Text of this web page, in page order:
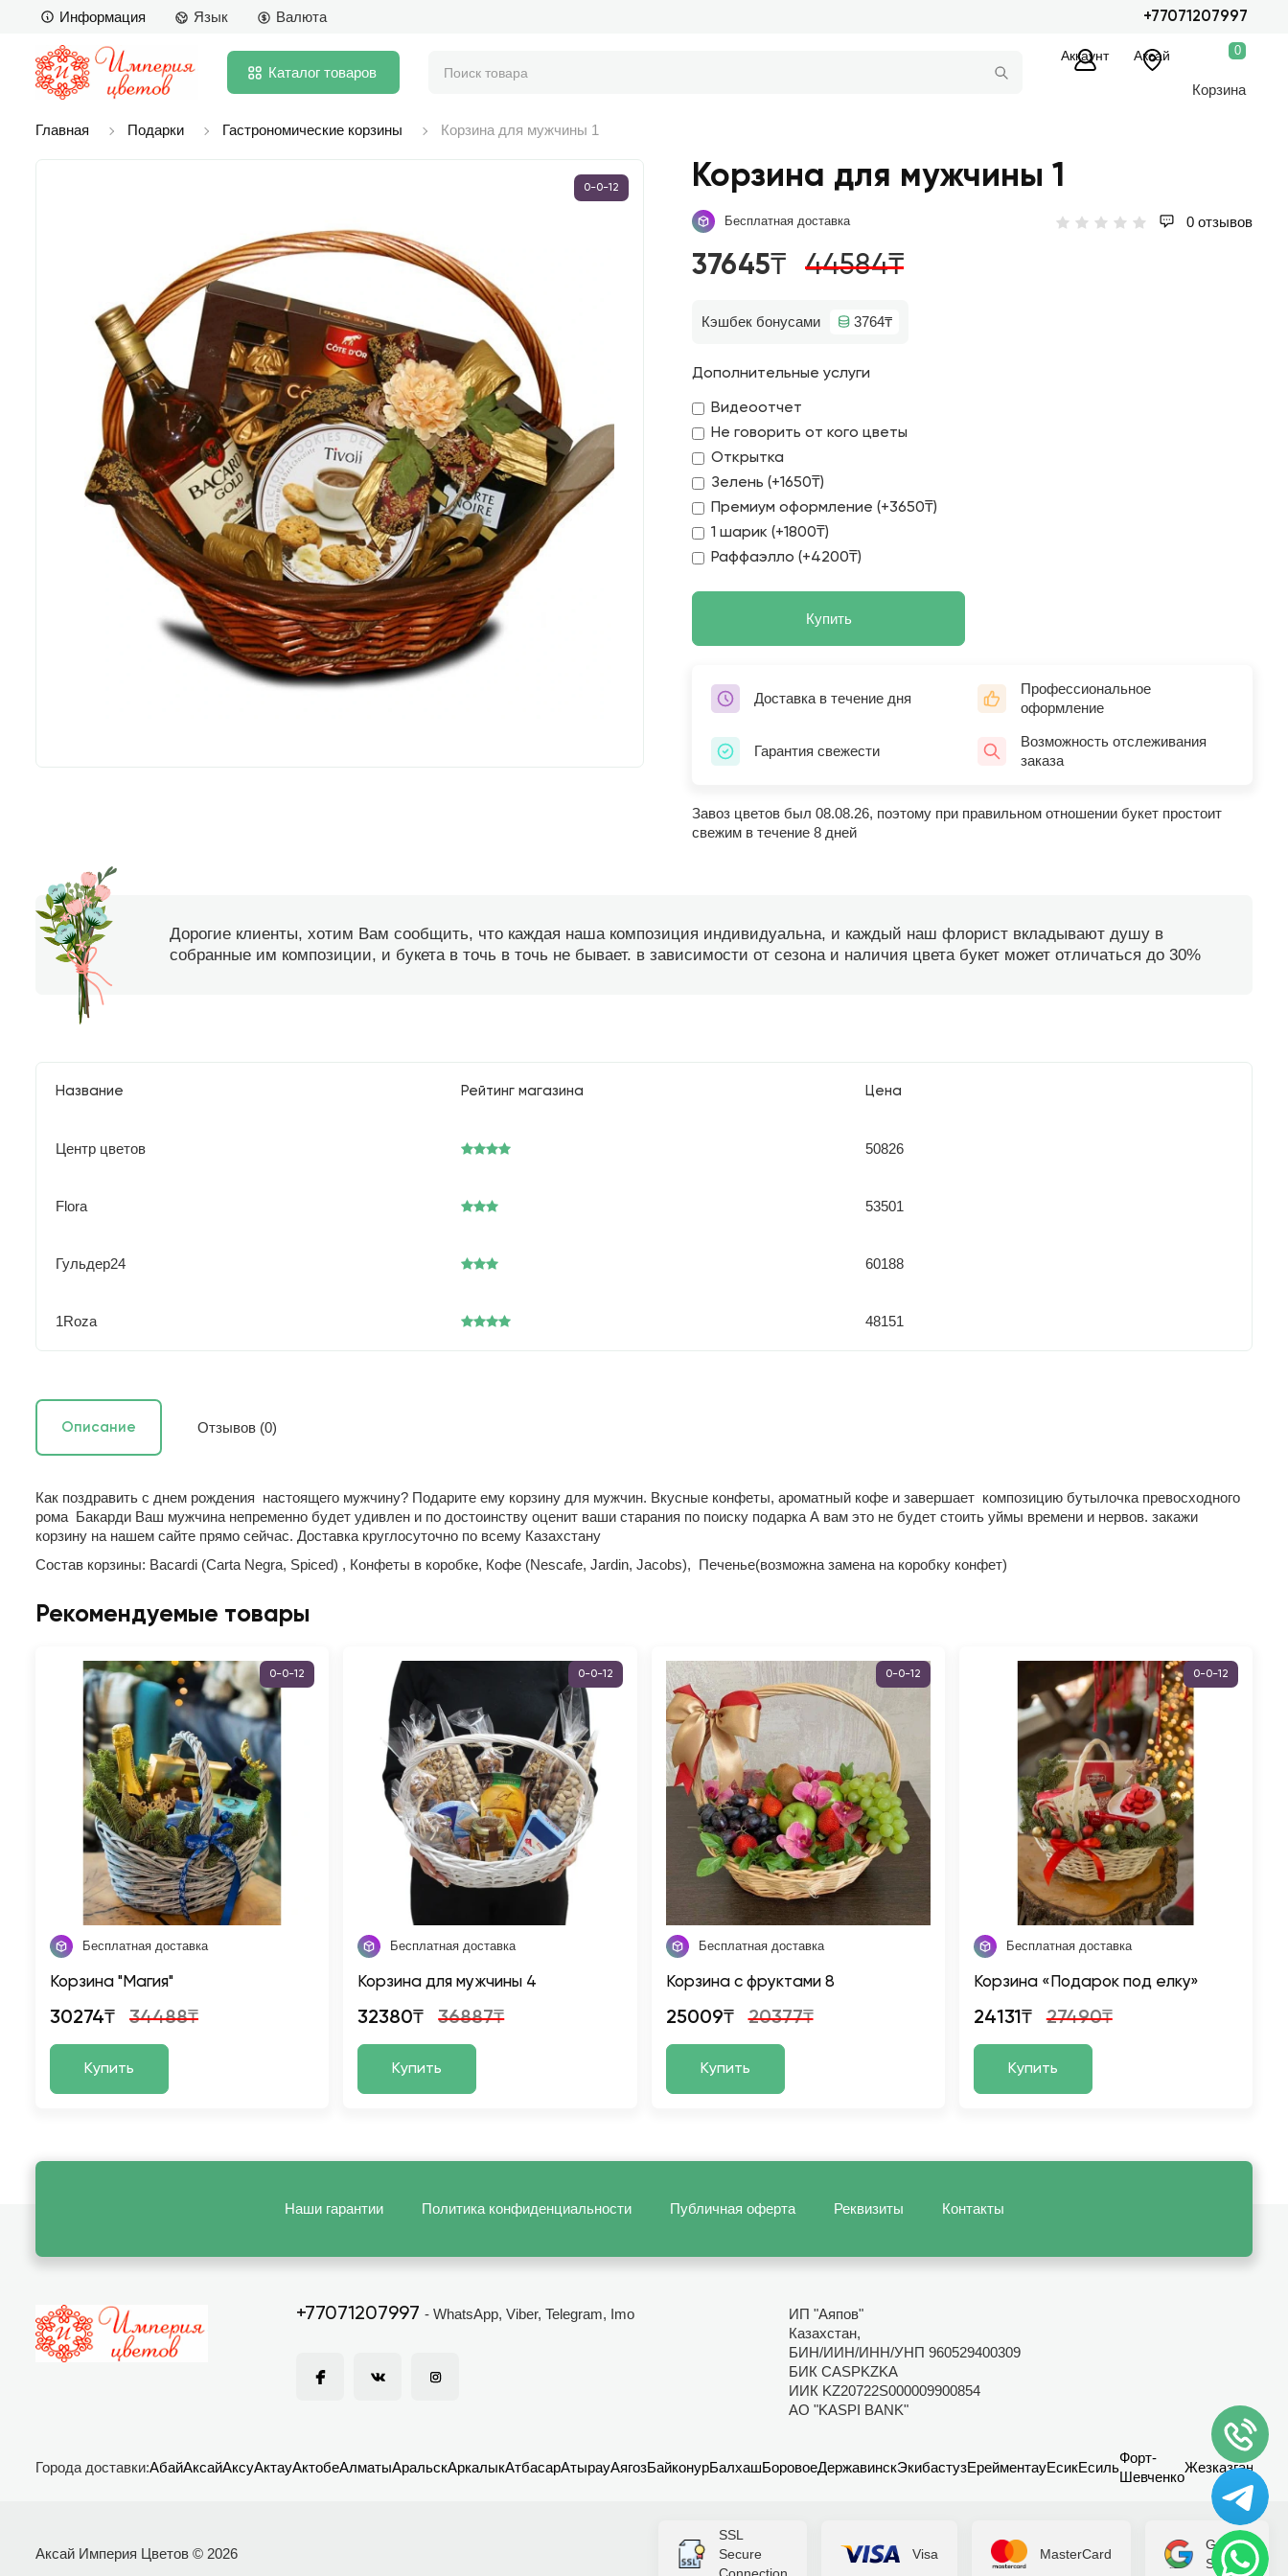
Информация Язык Валюта +77071207997
Каталог товаров
Аккаунт Аксай 0
Корзина
Главная Подарки Гастрономические корзины Корзина для мужчины 1
0-0-12 Корзина для мужчины 1
Бесплатная доставка 0 отзывов
37645₸ 44584₸
Кэшбек бонусами 3764₸
Дополнительные услуги
Видеоотчет
Не говорить от кого цветы
Открытка
Зелень (+1650₸)
Премиум оформление (+3650₸)
1 шарик (+1800₸)
Раффаэлло (+4200₸)
Купить
Доставка в течение дня
Профессиональное
оформление
Гарантия свежести
Возможность отслеживания
заказа
Завоз цветов был 08.08.26, поэтому при правильном отношении букет простоит
свежим в течение 8 дней
Дорогие клиенты, хотим Вам сообщить, что каждая наша композиция индивидуальна, и каждый наш флорист вкладывают душу в
собранные им композиции, и букета в точь в точь не бывает. в зависимости от сезона и наличия цвета букет может отличаться до 30%
Название Рейтинг магазина Цена
Центр цветов 50826
Flora 53501
Гульдер24 60188
1Roza 48151
Описание Отзывов (0)
Как поздравить с днем рождения настоящего мужчину? Подарите ему корзину для мужчин. Вкусные конфеты, ароматный кофе и завершает композицию бутылочка превосходного
рома Бакарди Ваш мужчина непременно будет удивлен и по достоинству оценит ваши старания по поиску подарка А вам это не будет стоить уймы времени и нервов. закажи
корзину на нашем сайте прямо сейчас. Доставка круглосуточно по всему Казахстану
Состав корзины: Bacardi (Carta Negra, Spiced) , Конфеты в коробке, Кофе (Nescafe, Jardin, Jacobs), Печенье(возможна замена на коробку конфет)
Рекомендуемые товары
0-0-12
Бесплатная доставка
Корзина "Магия"
30274₸ 34488₸
Купить
0-0-12
Бесплатная доставка
Корзина для мужчины 4
32380₸ 36887₸
Купить
0-0-12
Бесплатная доставка
Корзина с фруктами 8
25009₸ 20377₸
Купить
0-0-12
Бесплатная доставка
Корзина «Подарок под елку»
24131₸ 27490₸
Купить
Наши гарантии Политика конфиденциальности Публичная оферта Реквизиты Контакты
+77071207997 - WhatsApp, Viber, Telegram, Imo
ИП "Аяпов"
Казахстан,
БИН/ИИН/ИНН/УНП 960529400309
БИК CASPKZKA
ИИК KZ20722S000009900854
АО "KASPI BANK"
Города доставки:АбайАксайАксуАктауАктобеАлматыАральскАркалыкАтбасарАтырауАягозБайконурБалхашБоровоеДержавинскЭкибастузЕрейментауЕсикЕсиль
Форт-
Шевченко
Жезказган
Аксай Империя Цветов © 2026
SSL
Secure
Visa MasterCard
Google
Secure